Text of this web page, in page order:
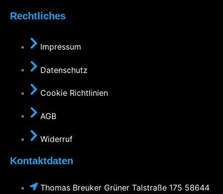
Rechtliches
Impressum
Datenschutz
Cookie Richtlinien
AGB
Widerruf
Kontaktdaten
Thomas Breuker Grüner Talstraße 175 58644